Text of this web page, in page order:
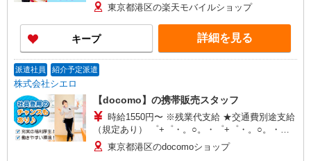
○。・゜+゜ 入社祝い金10万円支給(規定有) お友達
を紹介頂くと, インセンティブ支給(規定有) ゜・。
○。・゜+゜・。○。・゜+゜
東京都港区の楽天モバイルショップ
キープ 詳細を見る
派遣社員 紹介予定派遣
株式会社シエロ
【docomo】の携帯販売スタッフ
時給1550円〜 ※残業代支給 ★交通費別途支給
（規定あり） ゜+゜・。○。・゜+゜・。○。・゜
+゜ 入社祝い金10万円支給(規定有) お友達を紹介
頂くと, インセンティブ支給(規定有) ★月2回払
東京都港区のdocomoショップ